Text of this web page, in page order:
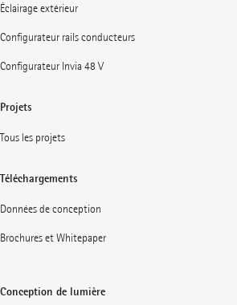
Éclairage extérieur
Configurateur rails conducteurs
Configurateur Invia 48 V
Projets
Tous les projets
Téléchargements
Données de conception
Brochures et Whitepaper
Conception de lumière